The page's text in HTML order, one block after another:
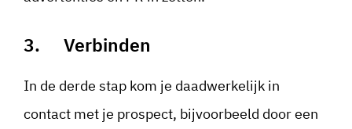
3. Verbinden
In de derde stap kom je daadwerkelijk in
contact met je prospect, bijvoorbeeld door een